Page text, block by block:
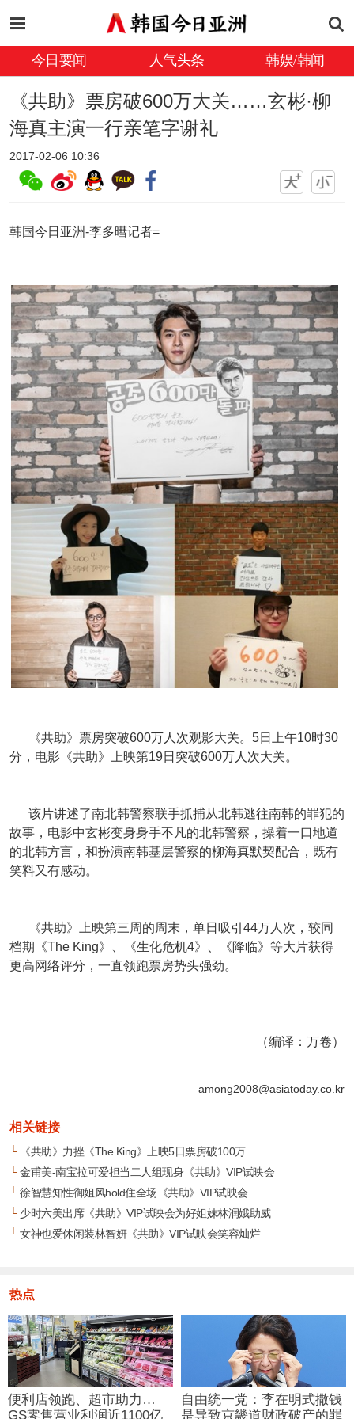
今日要闻 人气头条 韩娱/韩闻
《共助》票房破600万大关……玄彬·柳
海真主演一行亲笔字谢礼
2017-02-06 10:36
韩国今日亚洲-李多暳记者=
《共助》票房突破600万人次观影大关。5日上午10时30
分，电影《共助》上映第19日突破600万人次大关。
该片讲述了南北韩警察联手抓捕从北韩逃往南韩的罪犯的
故事，电影中玄彬变身身手不凡的北韩警察，操着一口地道
的北韩方言，和扮演南韩基层警察的柳海真默契配合，既有
笑料又有感动。
《共助》上映第三周的周末，单日吸引44万人次，较同
档期《The King》、《生化危机4》、《降临》等大片获得
更高网络评分，一直领跑票房势头强劲。
（编译：万卷）
among2008@asiatoday.co.kr
相关链接
└《共助》力挫《The King》上映5日票房破100万
└金甫美-南宝拉可爱担当二人组现身《共助》VIP试映会
└徐智慧知性御姐风hold住全场《共助》VIP试映会
└少时六美出席《共助》VIP试映会为好姐妹林润娥助威
└女神也爱休闲装林智妍《共助》VIP试映会笑容灿烂
热点
便利店领跑、超市助力…
GS零售营业利润近1100亿
自由统一党：李在明式撒钱
是导致京畿道财政破产的罪